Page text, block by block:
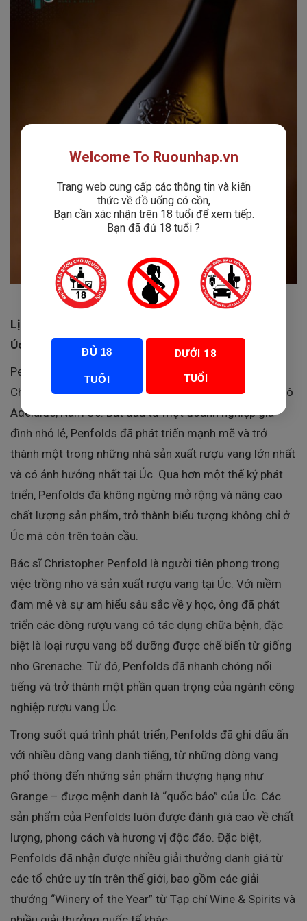
Lịch Sử Và Di Sản Penfolds – Tượng Đài Rượu Vang
Úc
Penfolds được thành lập vào năm 1844 bởi bác sĩ
Christopher và Mary Penfold, tại khu vực Magill, ngoại ô
Adelaide, Nam Úc. Bắt đầu từ một doanh nghiệp gia
đình nhỏ lẻ, Penfolds đã phát triển mạnh mẽ và trở
thành một trong những nhà sản xuất rượu vang lớn nhất
và có ảnh hưởng nhất tại Úc. Qua hơn một thế kỷ phát
triển, Penfolds đã không ngừng mở rộng và nâng cao
chất lượng sản phẩm, trở thành biểu tượng không chỉ ở
Úc mà còn trên toàn cầu.
Bác sĩ Christopher Penfold là người tiên phong trong
việc trồng nho và sản xuất rượu vang tại Úc. Với niềm
đam mê và sự am hiểu sâu sắc về y học, ông đã phát
triển các dòng rượu vang có tác dụng chữa bệnh, đặc
biệt là loại rượu vang bổ dưỡng được chế biến từ giống
nho Grenache. Từ đó, Penfolds đã nhanh chóng nổi
tiếng và trở thành một phần quan trọng của ngành công
nghiệp rượu vang Úc.
Trong suốt quá trình phát triển, Penfolds đã ghi dấu ấn
với nhiều dòng vang danh tiếng, từ những dòng vang
phổ thông đến những sản phẩm thượng hạng như
Grange – được mệnh danh là “quốc bảo” của Úc. Các
sản phẩm của Penfolds luôn được đánh giá cao về chất
lượng, phong cách và hương vị độc đáo. Đặc biệt,
Penfolds đã nhận được nhiều giải thưởng danh giá từ
các tổ chức uy tín trên thế giới, bao gồm các giải
thưởng “Winery of the Year” từ Tạp chí Wine & Spirits và
Welcome To Ruounhap.vn
Trang web cung cấp các thông tin và kiến
thức về đồ uống có cồn,
Bạn cần xác nhận trên 18 tuổi để xem tiếp.
Bạn đã đủ 18 tuổi ?
ĐỦ 18
TUỔI
DƯỚI 18
TUỔI